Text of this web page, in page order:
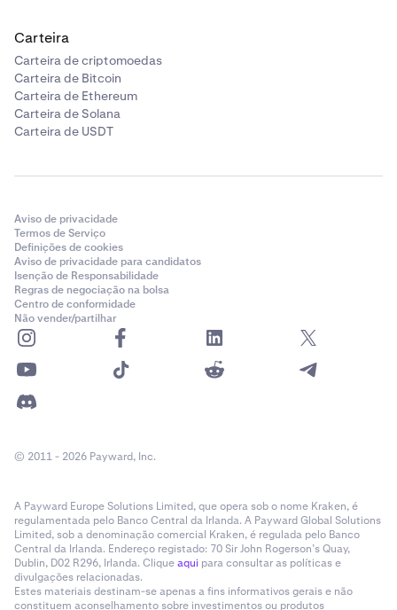
Carteira
Carteira de criptomoedas
Carteira de Bitcoin
Carteira de Ethereum
Carteira de Solana
Carteira de USDT
Aviso de privacidade
Termos de Serviço
Definições de cookies
Aviso de privacidade para candidatos
Isenção de Responsabilidade
Regras de negociação na bolsa
Centro de conformidade
Não vender/partilhar
© 2011 - 2026 Payward, Inc.
A Payward Europe Solutions Limited, que opera sob o nome Kraken, é
regulamentada pelo Banco Central da Irlanda. A Payward Global Solutions
Limited, sob a denominação comercial Kraken, é regulada pelo Banco
Central da Irlanda. Endereço registado: 70 Sir John Rogerson’s Quay,
Dublin, D02 R296, Irlanda. Cliqueaqui para consultar as políticas e
divulgações relacionadas.
Estes materiais destinam-se apenas a fins informativos gerais e não
constituem aconselhamento sobre investimentos ou produtos